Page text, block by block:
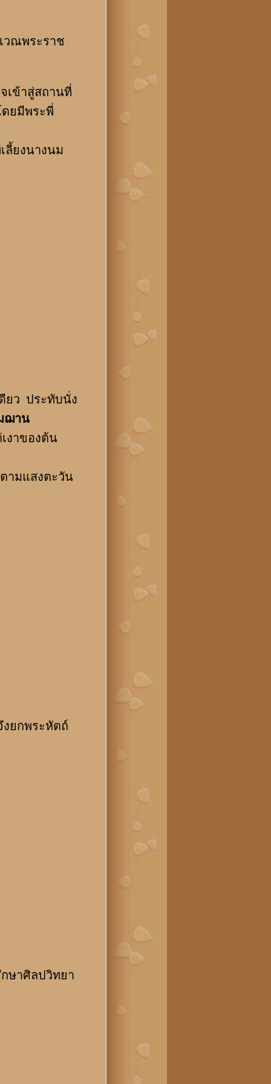
วณพระราช
ข้าสู่สถานที่
ยมีพระพี่
ลี้ยงนางนม
ว ประทับนั่ง
ฌาน
งาของต้น
ามแสงตะวัน
ยกพระหัตถ์
าศิลปวิทยา